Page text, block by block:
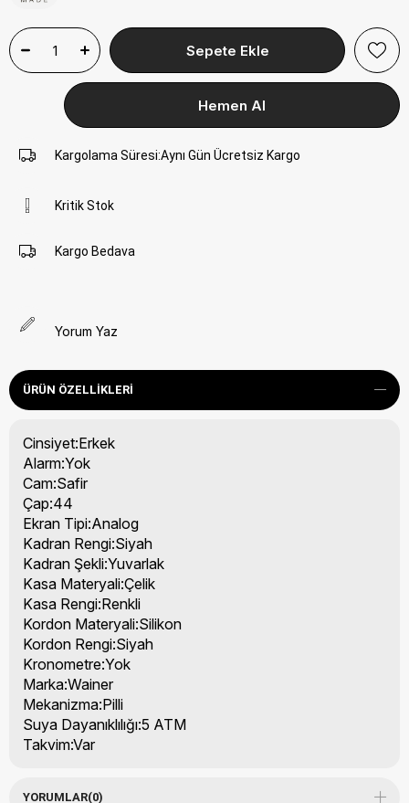
Kargolama Süresi:Aynı Gün Ücretsiz Kargo
Kritik Stok
Kargo Bedava
Yorum Yaz
ÜRÜN ÖZELLIKLERI
Cinsiyet:Erkek
Alarm:Yok
Cam:Safir
Çap:44
Ekran Tipi:Analog
Kadran Rengi:Siyah
Kadran Şekli:Yuvarlak
Kasa Materyali:Çelik
Kasa Rengi:Renkli
Kordon Materyali:Silikon
Kordon Rengi:Siyah
Kronometre:Yok
Marka:Wainer
Mekanizma:Pilli
Suya Dayanıklılığı:5 ATM
Takvim:Var
YORUMLAR(0)